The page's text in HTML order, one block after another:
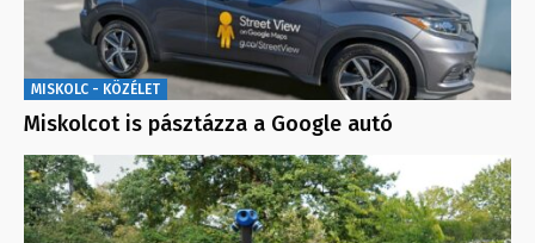
MISKOLC - KÖZÉLET
Miskolcot is pásztázza a Google autó